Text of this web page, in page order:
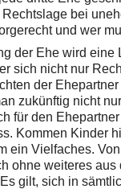
bei
und wer
der Ehe wird eine
sich nicht nur
der
zukünftig nicht
für den
Kommen Kinder
ein Vielfaches.
ohne weiteres aus
gilt, sich in